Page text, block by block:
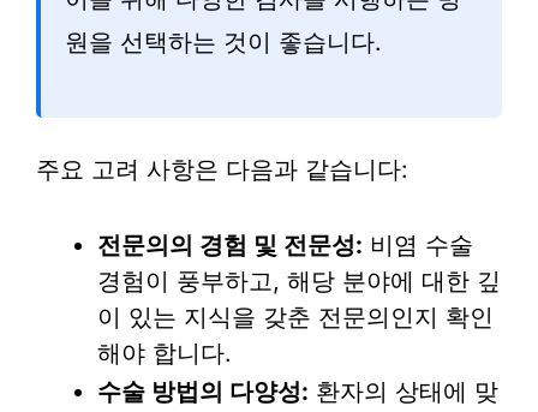
원을 선택하는 것이 좋습니다.
주요 고려 사항은 다음과 같습니다:
전문의의 경험 및 전문성: 비염 수술
경험이 풍부하고, 해당 분야에 대한 깊
이 있는 지식을 갖춘 전문의인지 확인
해야 합니다.
수술 방법의 다양성: 환자의 상태에 맞